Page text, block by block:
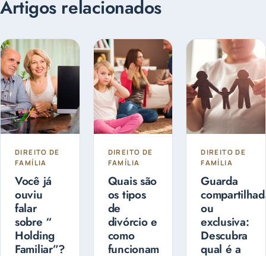
Artigos relacionados
DIREITO DE
FAMÍLIA
Você já
ouviu
falar
sobre “
Holding
Familiar”?
DIREITO DE
FAMÍLIA
Quais são
os tipos
de
divórcio e
como
funcionam
DIREITO DE
FAMÍLIA
Guarda
ou
exclusiva:
Descubra
qual é a